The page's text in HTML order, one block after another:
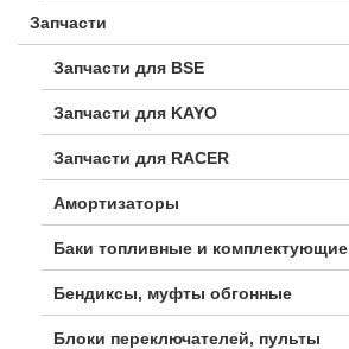
Запчасти
Запчасти для BSE
Запчасти для KAYO
Запчасти для RACER
Амортизаторы
Баки топливные и комплектующие
Бендиксы, муфты обгонные
Блоки переключателей, пульты